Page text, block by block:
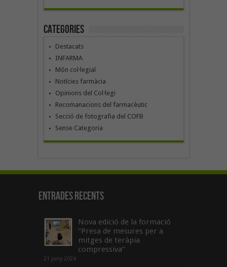
Categories
Destacats
INFARMA
Món col·legial
Notícies farmàcia
Opinions del Col·legi
Recomanacions del farmacèutic
Secció de fotografia del COFB
Sense Categoria
Entrades recents
Nova edició de la formació
“Presa de mesures per a
mitges de teràpia
compressiva”
21 juny 2024